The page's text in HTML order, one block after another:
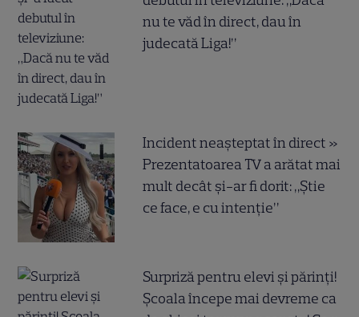
nu te văd în direct, dau în
judecată Liga!”
Incident neașteptat în direct »
Prezentatoarea TV a arătat mai
mult decât și-ar fi dorit: „Știe
ce face, e cu intenție”
Surpriză pentru elevi și părinți!
Școala începe mai devreme ca